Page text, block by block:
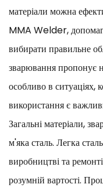
матеріали можна
MMA Welder,
вибирати правильне
зварювання пропонує
особливо в ситуаціях,
використання є
Загальні матеріали,
м'яка сталь. Легка
виробництві та
розумній вартості.